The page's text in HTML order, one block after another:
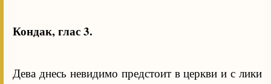
Кондак, глас 3.
Дева днесь невидимо предстоит в церкви и с лики